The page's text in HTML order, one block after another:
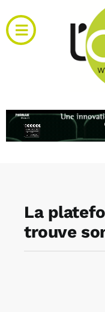
au
contenu
Toggle
Navigation
RH et emploi
Agenda
La
trouve